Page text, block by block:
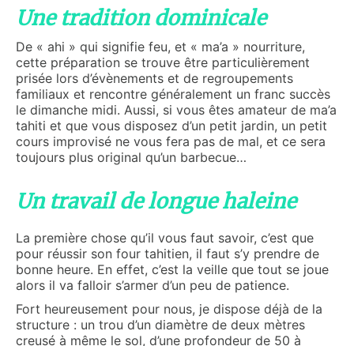
Une tradition dominicale
De « ahi » qui signifie feu, et « ma’a » nourriture,
cette préparation se trouve être particulièrement
prisée lors d’évènements et de regroupements
familiaux et rencontre généralement un franc succès
le dimanche midi. Aussi, si vous êtes amateur de ma’a
tahiti et que vous disposez d’un petit jardin, un petit
cours improvisé ne vous fera pas de mal, et ce sera
toujours plus original qu’un barbecue…
Un travail de longue haleine
La première chose qu’il vous faut savoir, c’est que
pour réussir son four tahitien, il faut s’y prendre de
bonne heure. En effet, c’est la veille que tout se joue
alors il va falloir s’armer d’un peu de patience.
Fort heureusement pour nous, je dispose déjà de la
structure : un trou d’un diamètre de deux mètres
creusé à même le sol, d’une profondeur de 50 à